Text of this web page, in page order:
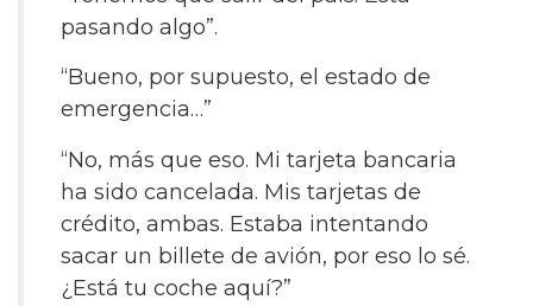
pasando algo”.
“Bueno, por supuesto, el estado de
emergencia…”
“No, más que eso. Mi tarjeta bancaria
ha sido cancelada. Mis tarjetas de
crédito, ambas. Estaba intentando
sacar un billete de avión, por eso lo sé.
¿Está tu coche aquí?”